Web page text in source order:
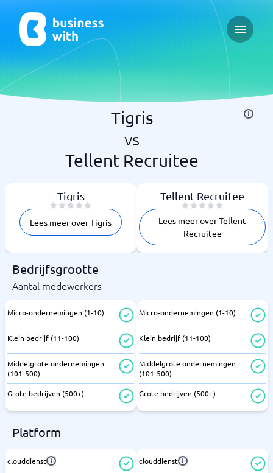
Open
Tigris
vs
Tellent Recruitee
Tigris
Lees meer over Tigris
Tellent Recruitee
Lees meer over Tellent
Recruitee
Bedrijfsgrootte
Aantal medewerkers
Micro-ondernemingen (1-10)
Klein bedrijf (11-100)
Middelgrote ondernemingen
(101-500)
Grote bedrijven (500+)
Micro-ondernemingen (1-10)
Klein bedrijf (11-100)
Middelgrote ondernemingen
(101-500)
Grote bedrijven (500+)
Platform
clouddienst clouddienst